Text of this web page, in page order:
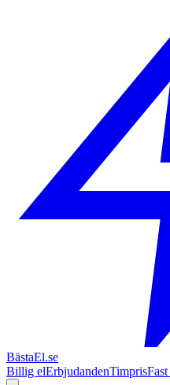
BästaEl.se
Billig elErbjudandenTimpris